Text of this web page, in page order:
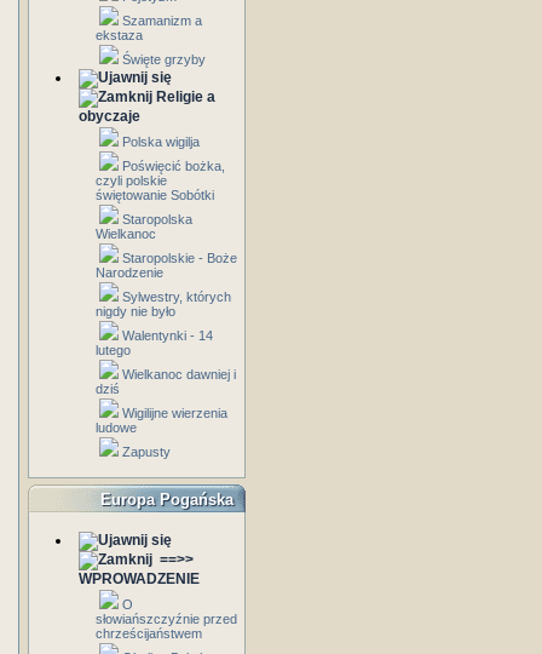
Szamanizm a
ekstaza
Święte grzyby
Religie a
obyczaje
Polska wigilja
Poświęcić bożka,
czyli polskie
świętowanie Sobótki
Staropolska
Wielkanoc
Staropolskie - Boże
Narodzenie
Sylwestry, których
nigdy nie było
Walentynki - 14
lutego
Wielkanoc dawniej i
dziś
Wigilijne wierzenia
ludowe
Zapusty
Europa Pogańska
==>>
WPROWADZENIE
O
słowiańszczyźnie przed
chrześcijaństwem